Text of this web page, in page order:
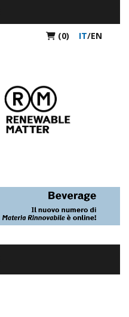
(0) IT/EN